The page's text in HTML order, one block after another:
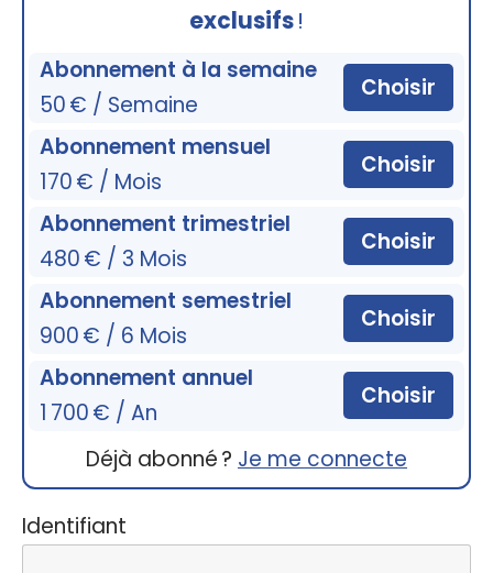
exclusifs!
Abonnement à la semaine
50 € / Semaine
Choisir
Abonnement mensuel
170 € / Mois
Choisir
Abonnement trimestriel
480 € / 3 Mois
Choisir
Abonnement semestriel
900 € / 6 Mois
Choisir
Abonnement annuel
1 700 € / An
Choisir
Déjà abonné ? Je me connecte
Identifiant